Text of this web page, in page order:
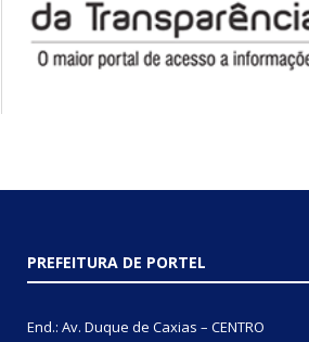
PREFEITURA DE PORTEL
End.: Av. Duque de Caxias – CENTRO